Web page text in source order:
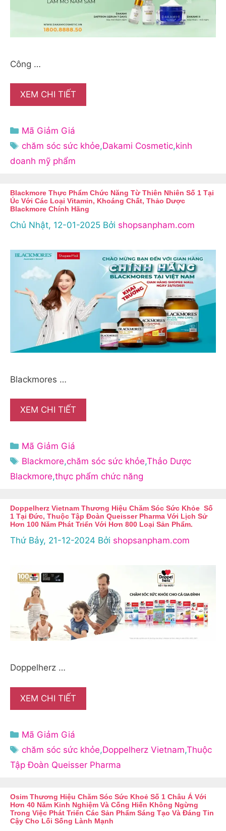
Công …
XEM CHI TIẾT
Danh
mục
Mã Giảm Giá
Thẻ
chăm sóc sức khỏe,Dakami Cosmetic,kinh
doanh mỹ phẩm
Blackmore Thực Phẩm Chức Năng Từ Thiên Nhiên Số 1 Tại
Úc Với Các Loại Vitamin, Khoáng Chất, Thảo Dược
Blackmore Chính Hãng
Chủ Nhật, 12-01-2025 Bởi shopsanpham.com
Blackmores …
XEM CHI TIẾT
Danh
mục
Mã Giảm Giá
Thẻ
Blackmore,chăm sóc sức khỏe,Thảo Dược
Blackmore,thực phẩm chức năng
Doppelherz Vietnam Thương Hiệu Chăm Sóc Sức Khỏe Số
1 Tại Đức, Thuộc Tập Đoàn Queisser Pharma Với Lịch Sử
Hơn 100 Năm Phát Triển Với Hơn 800 Loại Sản Phẩm.
Thứ Bảy, 21-12-2024 Bởi shopsanpham.com
Doppelherz …
XEM CHI TIẾT
Danh
mục
Mã Giảm Giá
Thẻ
chăm sóc sức khỏe,Doppelherz Vietnam,Thuộc
Tập Đoàn Queisser Pharma
Osim Thương Hiệu Chăm Sóc Sức Khoẻ Số 1 Châu Á Với
Hơn 40 Năm Kinh Nghiệm Và Cống Hiến Không Ngừng
Trong Việc Phát Triển Các Sản Phẩm Sáng Tạo Và Đáng Tin
Cậy Cho Lối Sống Lành Mạnh